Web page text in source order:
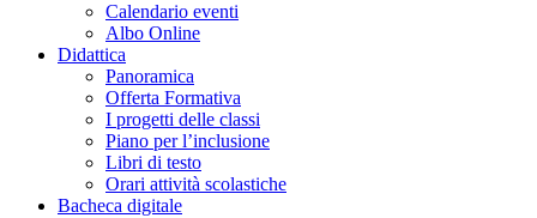
Calendario eventi
Albo Online
Didattica
Panoramica
Offerta Formativa
I progetti delle classi
Piano per l’inclusione
Libri di testo
Orari attività scolastiche
Bacheca digitale